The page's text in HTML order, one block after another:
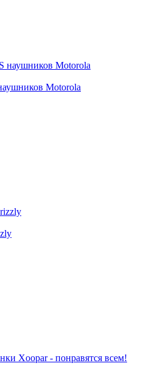
Motorola